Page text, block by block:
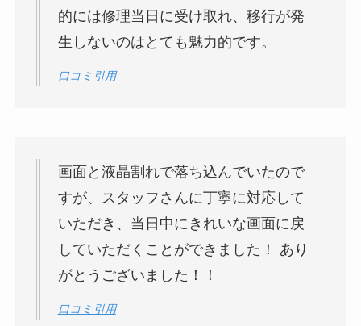
的には修理当日に受け取れ、移行が発
生しないのはとても魅力的です。
口コミ引用
画面と液晶割れで落ち込んでいたので
すが、スタッフさんに丁寧に対応して
いただき、当日中にきれいな画面に戻
していただくことができました！ あり
がとうございました！！
口コミ引用